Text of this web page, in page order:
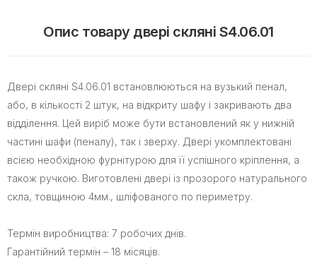
Опис товару двері скляні S4.06.01
Двері скляні S4.06.01 встановлюються на вузький пенал,
або, в кількості 2 штук, на відкриту шафу і закривають два
відділення. Цей виріб може бути встановлений як у нижній
частині шафи (пеналу), так і зверху. Двері укомплектовані
всією необхідною фурнітурою для її успішного кріплення, а
також ручкою. Виготовлені двері із прозорого натурального
скла, товщиною 4мм., шліфованого по периметру.
Термін виробництва: 7 робочих днів.
Гарантійний термін – 18 місяців.